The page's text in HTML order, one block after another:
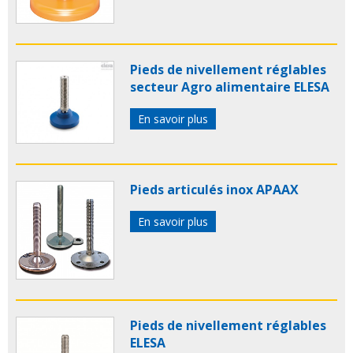
Pieds de nivellement réglables
secteur Agro alimentaire ELESA
En savoir plus
Pieds articulés inox APAAX
En savoir plus
Pieds de nivellement réglables
ELESA